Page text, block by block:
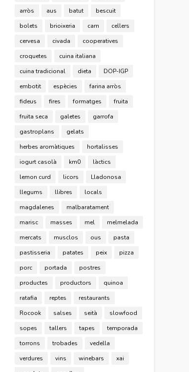
arròs
aus batut
bescuit
bolets
brioixeria carn
cellers
cervesa
civada
cooperatives
croquetes
cuina italiana
cuina tradicional
dieta
DOP-IGP
embotit
espècies
farina arròs
fideus
fires formatges
fruita
fruita seca
galetes
garrofa
gastroplans
gelats
herbes aromàtiques
hortalisses
iogurt casolà
km0
làctics
lemon curd
licors
Lladonosa
llegums
llibres
locals
magdalenes
malbaratament
marisc
masses mel
melmelada
mercats
musclos ous
pasta
pastisseria
patates peix
pizza
porc
portada
postres
productes
productors
quinoa
ratafia
reptes
restaurants
Rocook
salses seità
slowfood
sopes
tallers tapes
temporada
torrons
trobades
vedella
verdures
vins winebars
xai